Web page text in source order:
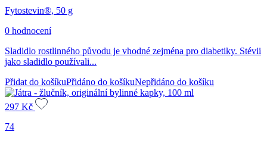
Fytostevin®, 50 g
0 hodnocení
Sladidlo rostlinného původu je vhodné zejména pro diabetiky. Stévii
jako sladidlo používali...
Přidat do košíkuPřidáno do košíkuNepřidáno do košíku
297 Kč
74